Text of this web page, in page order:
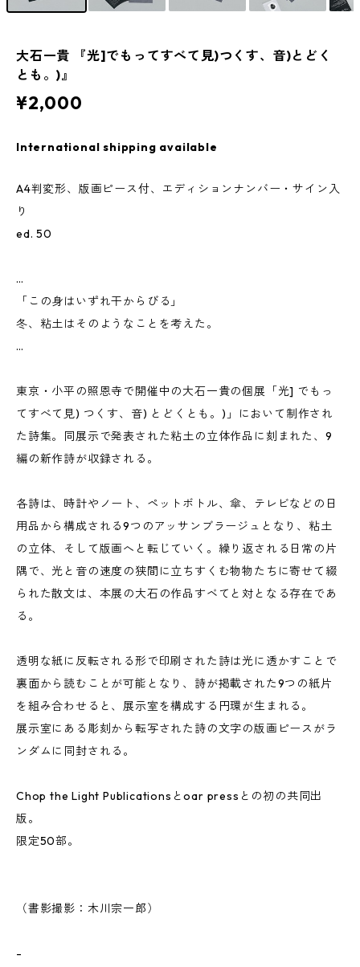
大石一貴 『光]でもってすべて見)つくす、音)とどく
とも。)』
¥2,000
International shipping available
A4判変形、版画ピース付、エディションナンバー・サイン入
り
ed. 50
…
「この身はいずれ干からびる」
冬、粘土はそのようなことを考えた。
…
東京・小平の照恩寺で開催中の大石一貴の個展「光] でもっ
てすべて見) つくす、音) とどくとも。)」において制作され
た詩集。同展示で発表された粘土の立体作品に刻まれた、9
編の新作詩が収録される。
各詩は、時計やノート、ペットボトル、傘、テレビなどの日
用品から構成される9つのアッサンブラージュとなり、粘土
の立体、そして版画へと転じていく。繰り返される日常の片
隅で、光と音の速度の狭間に立ちすくむ物物たちに寄せて綴
られた散文は、本展の大石の作品すベてと対となる存在であ
る。
透明な紙に反転される形で印刷された詩は光に透かすことで
裏面から読むことが可能となり、詩が掲載された9つの紙片
を組み合わせると、展示室を構成する円環が生まれる。
展示室にある彫刻から転写された詩の文字の版画ピースがラ
ンダムに同封される。
Chop the Light Publicationsとoar pressとの初の共同出
版。
限定50部。
（書影撮影：木川宗一郎）
-